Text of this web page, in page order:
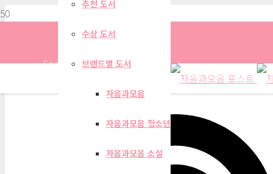
Search
추천 도서
수상 도서
브랜드별 도서
자음과모음
자음과모음 청소년
자음과모음 소설